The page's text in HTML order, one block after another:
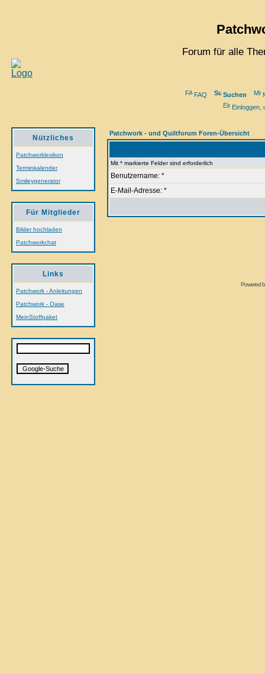
Forum für alle
FAQ Suchen
Einloggen,
Nützliches
Patchworklexikon
Terminkalender
Smileygenerator
Für Mitglieder
Bilder hochladen
Patchworkchat
Links
Patchwork - Anleitungen
Patchwork - Oase
MeinStoffpaket
Patchwork - und Quiltforum Foren-Übersicht
Mit * markierte Felder sind erforderlich
Benutzername: *
E-Mail-Adresse: *
Powered